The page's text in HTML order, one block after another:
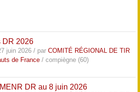
DR 2026
juin 2026 / par COMITÉ RÉGIONAL DE TIR
de France/ compiègne (60)
DR au 8 juin 2026